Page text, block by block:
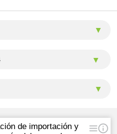
de importación y